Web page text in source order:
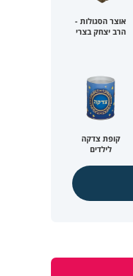
אוצר הסגולות -
הרב יצחק בצרי
קופת צדקה
לילדים